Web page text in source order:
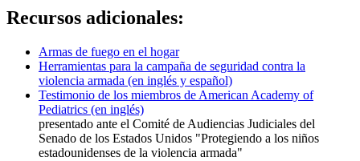
Recursos adicionales:
Armas de fuego en el hogar
Herramientas para la campaña de seguridad contra la
violencia armada (en inglés y español)
Testimonio de los miembros de American Academy of
Pediatrics (en inglés)
presentado ante el Comité de Audiencias Judiciales del
Senado de los Estados Unidos "Protegiendo a los niños
estadounidenses de la violencia armada"